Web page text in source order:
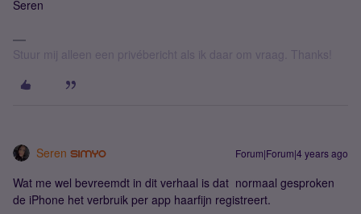
Seren
Stuur mij alleen een privébericht als ik daar om vraag. Thanks!
Seren Forum|Forum|4 years ago
Wat me wel bevreemdt in dit verhaal is dat normaal gesproken
de iPhone het verbruik per app haarfijn registreert.